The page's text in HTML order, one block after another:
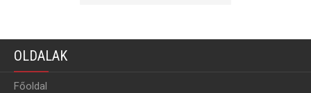
OLDALAK
Főoldal